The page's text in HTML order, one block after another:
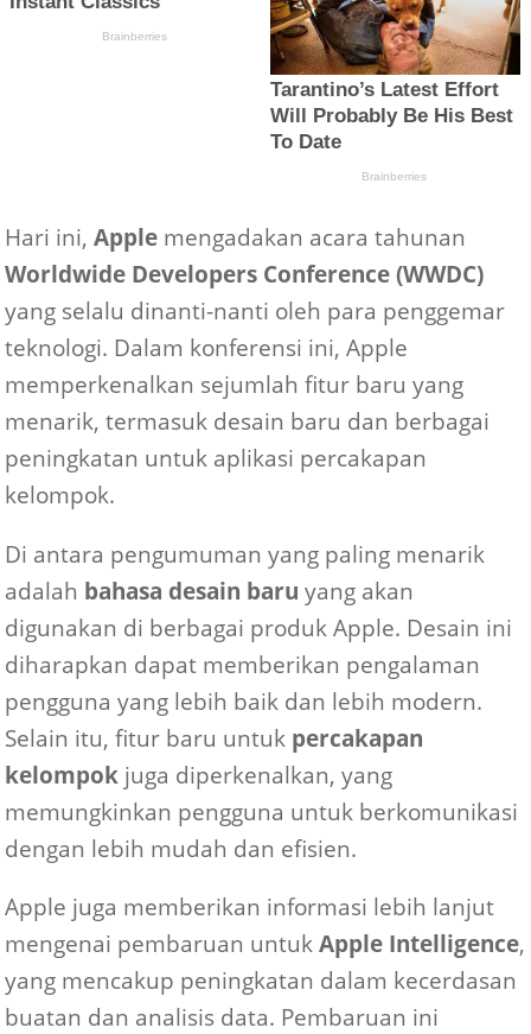
Hari ini,Apple mengadakan acara tahunan
Worldwide Developers Conference (WWDC)
yang selalu dinanti-nanti oleh para penggemar
teknologi. Dalam konferensi ini, Apple
memperkenalkan sejumlah fitur baru yang
menarik, termasuk desain baru dan berbagai
peningkatan untuk aplikasi percakapan
kelompok.
Di antara pengumuman yang paling menarik
adalah bahasa desain baru yang akan
digunakan di berbagai produk Apple. Desain ini
diharapkan dapat memberikan pengalaman
pengguna yang lebih baik dan lebih modern.
Selain itu, fitur baru untuk percakapan
kelompok juga diperkenalkan, yang
memungkinkan pengguna untuk berkomunikasi
dengan lebih mudah dan efisien.
Apple juga memberikan informasi lebih lanjut
mengenai pembaruan untukApple Intelligence,
yang mencakup peningkatan dalam kecerdasan
buatan dan analisis data. Pembaruan ini